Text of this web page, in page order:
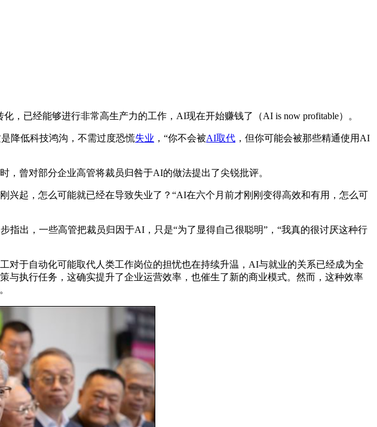
，已经能够进行非常高生产力的工作，AI现在开始赚钱了（AI is now profitable）。
降低科技鸿沟，不需过度恐慌失业 ，“你不会被AI取代 ，但你可能会被那些精通使用AI
曾对部分企业高管将裁员归咎于AI的做法提出了尖锐批评。
起，怎么可能就已经在导致失业了？“AI在六个月前才刚刚变得高效和有用，怎么可
出，一些高管把裁员归因于AI，只是“为了显得自己很聪明”，“我真的很讨厌这种行
于自动化可能取代人类工作岗位的担忧也在持续升温，AI与就业的关系已经成为全
执行任务，这确实提升了企业运营效率，也催生了新的商业模式。然而，这种效率